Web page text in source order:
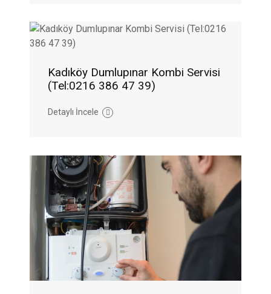
Kadıköy Dumlupınar Kombi Servisi
(Tel:0216 386 47 39)
Detaylı İncele